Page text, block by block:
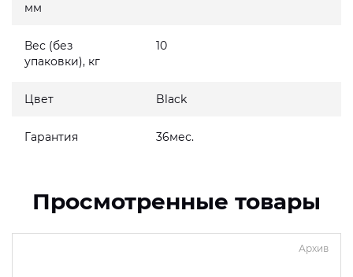
мм
Вес (без
упаковки), кг
10
Цвет Black
Гарантия 36мес.
Просмотренные товары
Архив